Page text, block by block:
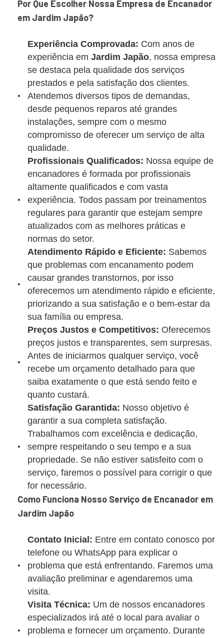
Por Que Escolher Nossa Empresa de Encanador
em Jardim Japão?
Experiência Comprovada: Com anos de
experiência em Jardim Japão, nossa empresa
se destaca pela qualidade dos serviços
prestados e pela satisfação dos clientes.
Atendemos diversos tipos de demandas,
desde pequenos reparos até grandes
instalações, sempre com o mesmo
compromisso de oferecer um serviço de alta
qualidade.
Profissionais Qualificados: Nossa equipe de
encanadores é formada por profissionais
altamente qualificados e com vasta
experiência. Todos passam por treinamentos
regulares para garantir que estejam sempre
atualizados com as melhores práticas e
normas do setor.
Atendimento Rápido e Eficiente: Sabemos
que problemas com encanamento podem
causar grandes transtornos, por isso
oferecemos um atendimento rápido e eficiente,
priorizando a sua satisfação e o bem-estar da
sua família ou empresa.
Preços Justos e Competitivos: Oferecemos
preços justos e transparentes, sem surpresas.
Antes de iniciarmos qualquer serviço, você
recebe um orçamento detalhado para que
saiba exatamente o que está sendo feito e
quanto custará.
Satisfação Garantida: Nosso objetivo é
garantir a sua completa satisfação.
Trabalhamos com excelência e dedicação,
sempre respeitando o seu tempo e a sua
propriedade. Se não estiver satisfeito com o
serviço, faremos o possível para corrigir o que
for necessário.
Como Funciona Nosso Serviço de Encanador em
Jardim Japão
Contato Inicial: Entre em contato conosco por
telefone ou WhatsApp para explicar o
problema que está enfrentando. Faremos uma
avaliação preliminar e agendaremos uma
visita.
Visita Técnica: Um de nossos encanadores
especializados irá até o local para avaliar o
problema e fornecer um orçamento. Durante